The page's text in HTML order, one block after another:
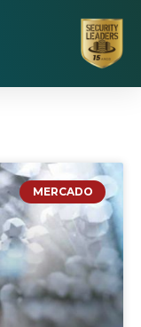
MERCADO